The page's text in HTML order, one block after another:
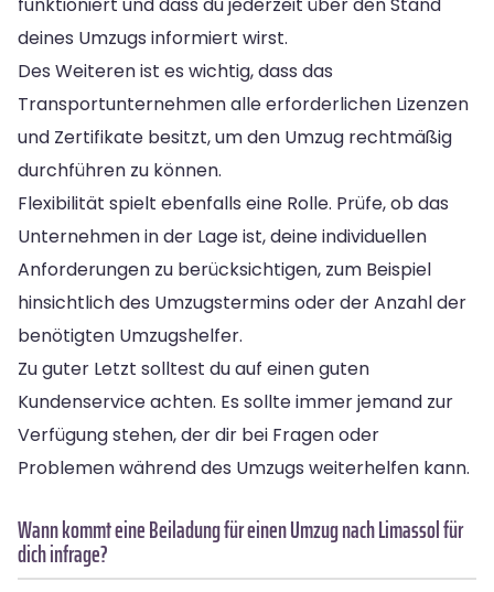
deines Umzugs informiert wirst.
Des Weiteren ist es wichtig, dass das
Transportunternehmen alle erforderlichen Lizenzen
und Zertifikate besitzt, um den Umzug rechtmäßig
durchführen zu können.
Flexibilität spielt ebenfalls eine Rolle. Prüfe, ob das
Unternehmen in der Lage ist, deine individuellen
Anforderungen zu berücksichtigen, zum Beispiel
hinsichtlich des Umzugstermins oder der Anzahl der
benötigten Umzugshelfer.
Zu guter Letzt solltest du auf einen guten
Kundenservice achten. Es sollte immer jemand zur
Verfügung stehen, der dir bei Fragen oder
Problemen während des Umzugs weiterhelfen kann.
Wann kommt eine Beiladung für einen Umzug nach Limassol für
dich infrage?